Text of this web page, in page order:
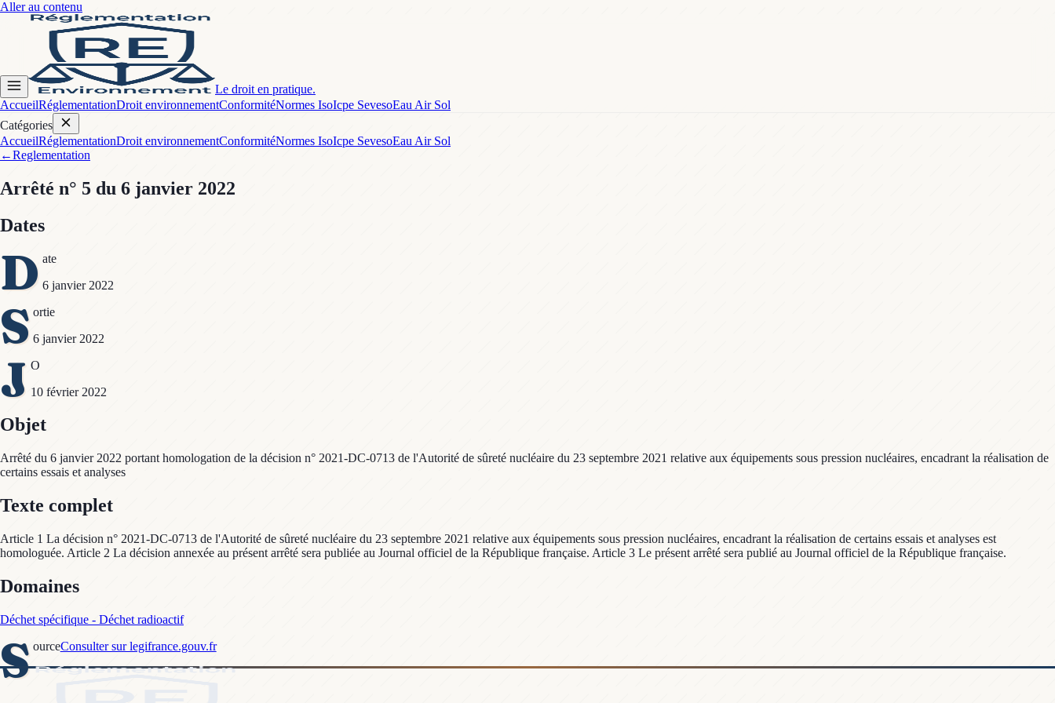
Aller au contenu
Le droit en pratique.
AccueilRéglementationDroit environnementConformitéNormes IsoIcpe SevesoEau Air Sol
Catégories
AccueilRéglementationDroit environnementConformitéNormes IsoIcpe SevesoEau Air Sol
←Reglementation
Arrêté n° 5 du 6 janvier 2022
Dates
D ate
6 janvier 2022
S ortie
6 janvier 2022
J O
10 février 2022
Objet
Arrêté du 6 janvier 2022 portant homologation de la décision n° 2021-DC-0713 de l'Autorité de sûreté nucléaire du 23 septembre 2021 relative aux équipements sous pression nucléaires, encadrant la réalisation de
certains essais et analyses
Texte complet
Article 1 La décision n° 2021-DC-0713 de l'Autorité de sûreté nucléaire du 23 septembre 2021 relative aux équipements sous pression nucléaires, encadrant la réalisation de certains essais et analyses est
homologuée. Article 2 La décision annexée au présent arrêté sera publiée au Journal officiel de la République française. Article 3 Le présent arrêté sera publié au Journal officiel de la République française.
Domaines
Déchet spécifique - Déchet radioactif
S ourceConsulter sur legifrance.gouv.fr